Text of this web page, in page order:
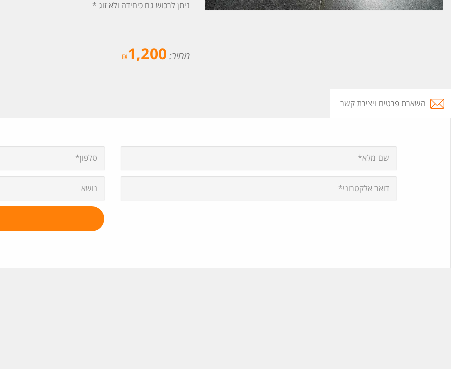
ניתן לרכוש גם כיחידה ולא זוג *
מחיר: 1,200
₪
השארת פרטים ויצירת קשר